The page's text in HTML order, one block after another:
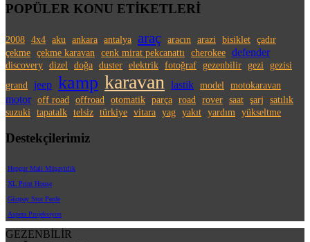
POPÜLER KONU ETİKETLERİ
2008 4x4 aku ankara antalya araç aracın arazi bisiklet çadır
çekme çekme karavan cenk mirat pekcanattı cherokee defender
discovery dizel doğa duster elektrik fotoğraf gezenbilir gezi
gezisi
grand
jeep kamp karavan lastik model motokaravan
motor off road offroad otomatik parça road rover saat şarj
satılık
suzuki
tapatalk telsiz türkiye vitara yag yakıt yardım yükseltme
Destekçilerimiz
Hepgur Mali Müşavirlik
XL Print House
Günpay Stor Perde
Aspera Projeksiyon
GEZENBİLİR